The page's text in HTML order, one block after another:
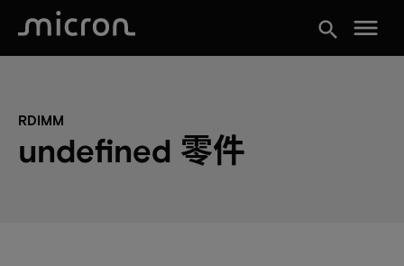
search menu
RDIMM
undefined 零件